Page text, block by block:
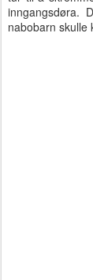
inngangsdøra.
nabobarn skulle